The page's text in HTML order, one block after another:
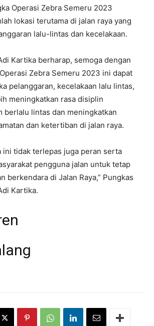
Operasi Zebra Semeru 2023
lokasi terutama di jalan raya yang
lalu-lintas dan kecelakaan.
Kartika berharap, semoga dengan
Zebra Semeru 2023 ini dapat
pelanggaran, kecelakaan lalu lintas,
meningkatkan rasa disiplin
berlalu lintas dan meningkatkan
dan ketertiban di jalan raya.
ini tidak terlepas juga peran serta
pengguna jalan untuk tetap
berkendara di Jalan Raya,” Pungkas
Kartika.